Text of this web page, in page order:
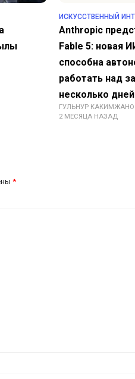
ИСКУССТВЕННЫЙ
Anthropic
Fable 5: новая
способна
работать над
несколько дней
ГУЛЬНУР
2 МЕСЯЦА НАЗАД
*